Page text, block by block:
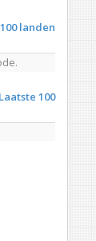
landen
Laatste 100